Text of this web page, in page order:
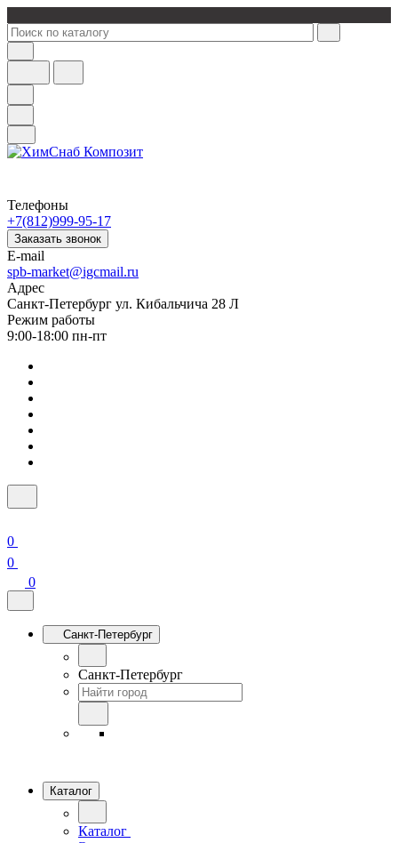
Телефоны
+7(812)999-95-17
Заказать звонок
E-mail
spb-market@igcmail.ru
Адрес
Санкт-Петербург ул. Кибальчича 28 Л
Режим работы
9:00-18:00 пн-пт
0
0
0
Санкт-Петербург
Санкт-Петербург
Каталог
Каталог